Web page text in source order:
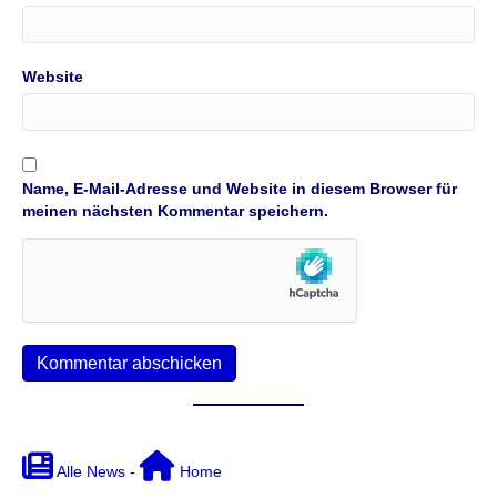
Website
Name, E-Mail-Adresse und Website in diesem Browser für
meinen nächsten Kommentar speichern.
Alle News - Home